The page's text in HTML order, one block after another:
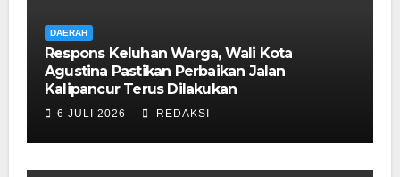
DAERAH
Respons Keluhan Warga, Wali Kota
Agustina Pastikan Perbaikan Jalan
Kalipancur Terus Dilakukan
6 JULI 2026 REDAKSI